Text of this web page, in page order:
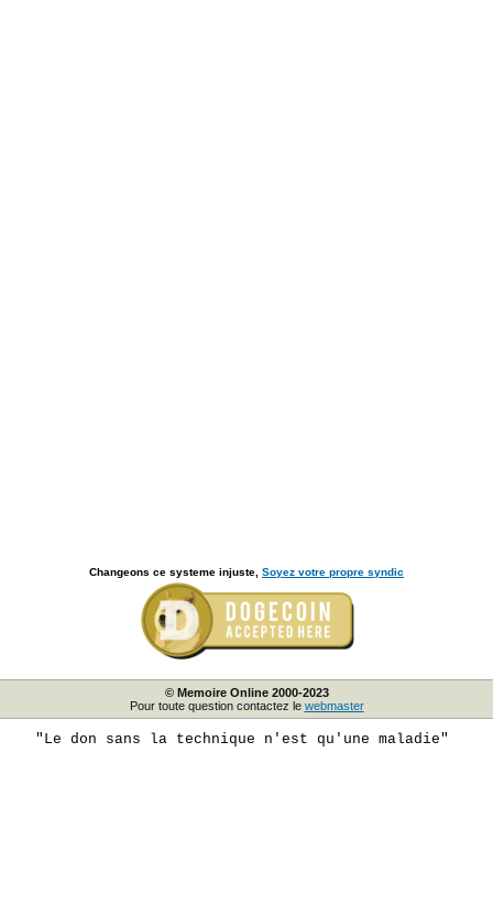
Changeons ce systeme injuste, Soyez votre propre syndic
© Memoire Online 2000-2023
Pour toute question contactez le webmaster
"Le don sans la technique n'est qu'une maladie"